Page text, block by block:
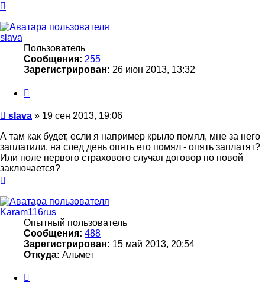
началу
slava
Пользователь
Сообщения: 255
Зарегистрирован: 26 июн 2013, 13:32
Сообщение
slava » 19 сен 2013, 19:06
А там как будет, если я например крыло помял, мне за него
заплатили, на след день опять его помял - опять заплатят?
Или поле первого страхового случая договор по новой
заключается?
началу
Karam116rus
Опытный пользователь
Сообщения: 488
Зарегистрирован: 15 май 2013, 20:54
Откуда: Альмет